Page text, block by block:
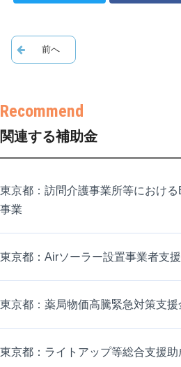
関連する補助金
東京都：訪問介護事業所等におけ
事業
東京都：Airソーラー設置事業者支
東京都：薬局物価高騰緊急対策支援
東京都：ライトアップ等総合支援助